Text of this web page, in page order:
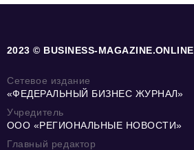
2023 © BUSINESS-MAGAZINE.ONLINE
Сетевое издание
«ФЕДЕРАЛЬНЫЙ БИЗНЕС ЖУРНАЛ»
Учредитель
ООО «РЕГИОНАЛЬНЫЕ НОВОСТИ»
Главный редактор